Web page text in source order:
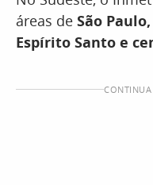
áreas de São
Espírito Santo e